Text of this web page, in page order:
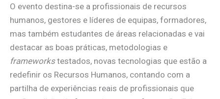
O evento destina-se a profissionais de recursos
humanos, gestores e líderes de equipas, formadores,
mas também estudantes de áreas relacionadas e vai
destacar as boas práticas, metodologias e
frameworkstestados, novas tecnologias que estão a
redefinir os Recursos Humanos, contando com a
partilha de experiências reais de profissionais que